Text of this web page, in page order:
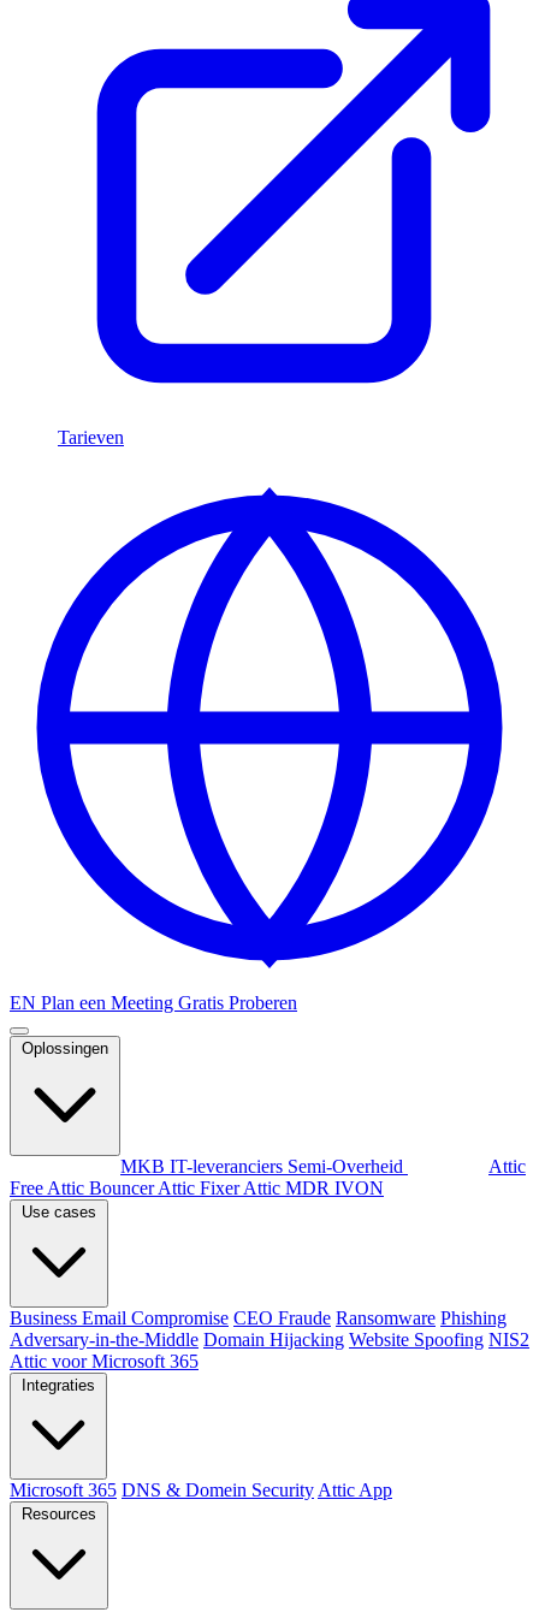
Tarieven
EN Plan een Meeting Gratis Proberen
MKB IT-leveranciers Semi-Overheid
Attic
Free Attic BouncerAttic FixerAttic MDR IVON
Business Email Compromise CEO Fraude Ransomware Phishing
Adversary-in-the-Middle Domain Hijacking Website Spoofing NIS2
Attic voor Microsoft 365
Microsoft 365 DNS & Domein Security Attic App